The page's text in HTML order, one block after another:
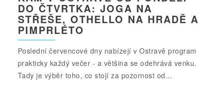
DO ČTVRTKA: JOGA NA
STŘEŠE, OTHELLO NA HRADĚ A
PIMPRLÉTO
Poslední červencové dny nabízejí v Ostravě program
prakticky každý večer - a většina se odehrává venku.
Tady je výběr toho, co stojí za pozornost od...